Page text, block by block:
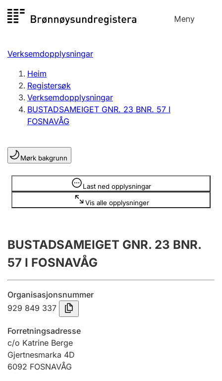
til
Meny
Registersøk
Aksjeselskap
Enkeltpersonføretak
Registrere, endre, slette
Lag og foreining
Registrere, endre, slette
Fleire organisasjonsformer
Årsrekneskap
Innsending og forseinkingsgebyr
Tinglysing
Jeger
Betaling og jegeravgiftskort
Verksemdopplysningar
Heim
Registersøk
Verksemdopplysningar
BUSTADSAMEIGET GNR. 23 BNR. 57 I
FOSNAVÅG
Mørk bakgrunn
Last ned opplysningar
Vis alle opplysninger
Opplysninger er skjult
BUSTADSAMEIGET GNR. 23 BNR.
57 I FOSNAVÅG
Organisasjonsnummer
929 849 337
Forretningsadresse
c/o Katrine Berge
Gjertnesmarka 4D
6092 FOSNAVÅG